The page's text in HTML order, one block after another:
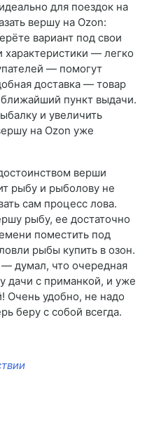
для поездок на
вершу на Ozon:
вариант под свои
характеристики — легко
— помогут
доставка — товар
пункт выдачи.
и увеличить
на Ozon уже
верши
рыбу и рыболову не
сам процесс лова.
рыбу, ее достаточно
поместить под
рыбы купить в озон.
— думал, что очередная
дачи с приманкой, и уже
Очень удобно, не надо
беру с собой всегда.